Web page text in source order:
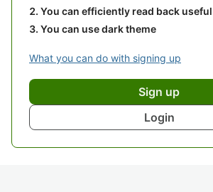
You can efficiently read back
You can use dark theme
What you can do with signing up
Sign up
Login